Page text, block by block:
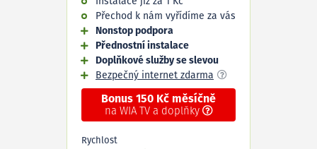
Přechod k nám vyřídíme za vás
Nonstop podpora
Přednostní instalace
Doplňkové služby se slevou
Bezpečný internet zdarma
Bonus 150 Kč měsíčně
na WIA TV a doplňky
Rychlost